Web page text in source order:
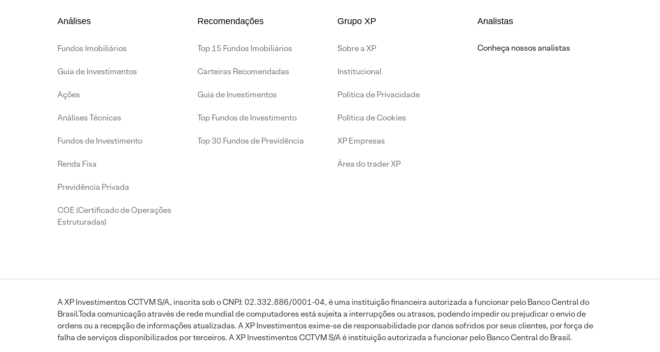
Análises
Fundos Imobiliários
Guia de Investimentos
Ações
Análises Técnicas
Fundos de Investimento
Renda Fixa
Previdência Privada
COE (Certificado de Operações
Estruturadas)
Recomendações
Top 15 Fundos Imobiliários
Carteiras Recomendadas
Guia de Investimentos
Top Fundos de Investimento
Top 30 Fundos de Previdência
Grupo XP
Sobre a XP
Institucional
Política de Privacidade
Política de Cookies
XP Empresas
Área do trader XP
Analistas
Conheça nossos analistas
A XP Investimentos CCTVM S/A, inscrita sob o CNPJ: 02.332.886/0001-04, é uma instituição financeira autorizada a funcionar pelo Banco Central do
Brasil.Toda comunicação através de rede mundial de computadores está sujeita a interrupções ou atrasos, podendo impedir ou prejudicar o envio de
ordens ou a recepção de informações atualizadas. A XP Investimentos exime-se de responsabilidade por danos sofridos por seus clientes, por força de
falha de serviços disponibilizados por terceiros. A XP Investimentos CCTVM S/A é instituição autorizada a funcionar pelo Banco Central do Brasil.